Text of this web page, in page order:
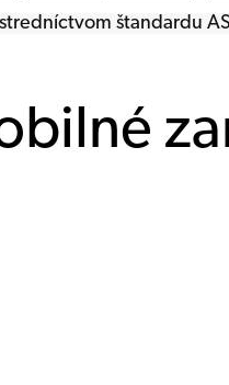
štandardu